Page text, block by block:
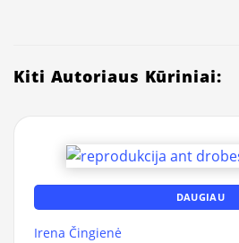
Kiti Autoriaus Kūriniai:
DAUGIAU
Irena Čingienė